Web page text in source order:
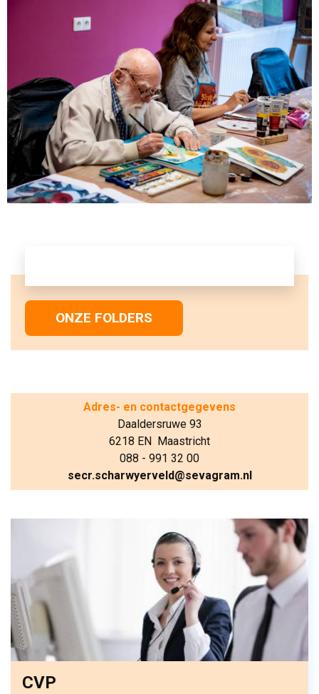
ONZE FOLDERS
Adres- en contactgegevens
Daaldersruwe 93
6218 EN Maastricht
088 - 991 32 00
secr.scharwyerveld@sevagram.nl
CVP